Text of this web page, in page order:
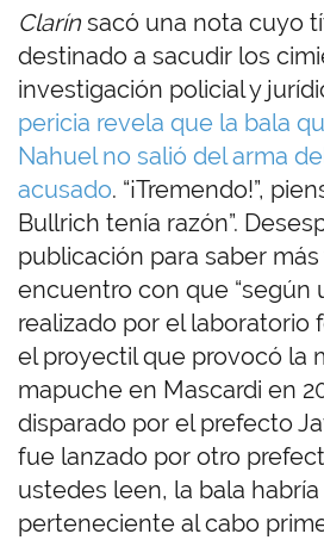
Clarín sacó una nota cuyo
destinado a sacudir los
investigación policial y
pericia revela que la bala
Nahuel no salió del arma
acusado. “¡Tremendo!”,
Bullrich tenía razón”.
publicación para saber
encuentro con que “según
realizado por el laboratorio
el proyectil que provocó la
mapuche en Mascardi en
disparado por el prefecto
fue lanzado por otro
ustedes leen, la bala
perteneciente al cabo